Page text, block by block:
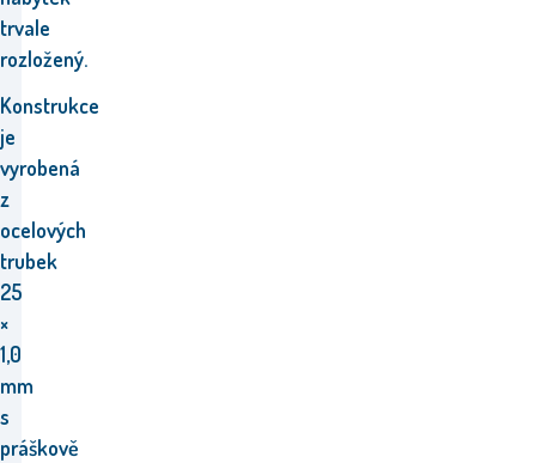
trvale
rozložený.
Konstrukce
je
vyrobená
z
ocelových
trubek
25
×
1,0
mm
s
práškově